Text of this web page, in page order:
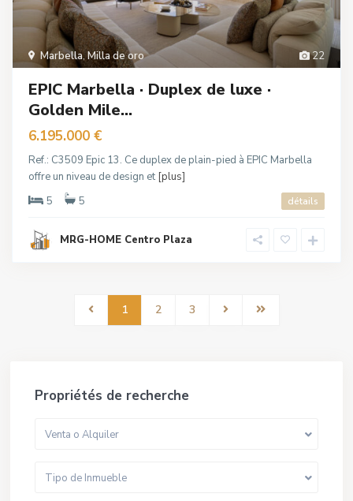
22
Marbella,Milla de oro
EPIC Marbella · Duplex de luxe ·
Golden Mile...
6.195.000 €
Ref.: C3509 Epic 13. Ce duplex de plain-pied à EPIC Marbella
offre un niveau de design et [plus]
5
5 détails
MRG-HOME Centro Plaza
1 2 3
Propriétés de recherche
Venta o Alquiler
Tipo de Inmueble